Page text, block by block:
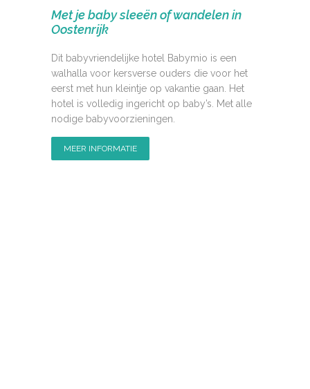
Met je baby sleeën of wandelen in
Oostenrijk
Dit babyvriendelijke hotel Babymio is een
walhalla voor kersverse ouders die voor het
eerst met hun kleintje op vakantie gaan. Het
hotel is volledig ingericht op baby’s. Met alle
nodige babyvoorzieningen.
MEER INFORMATIE